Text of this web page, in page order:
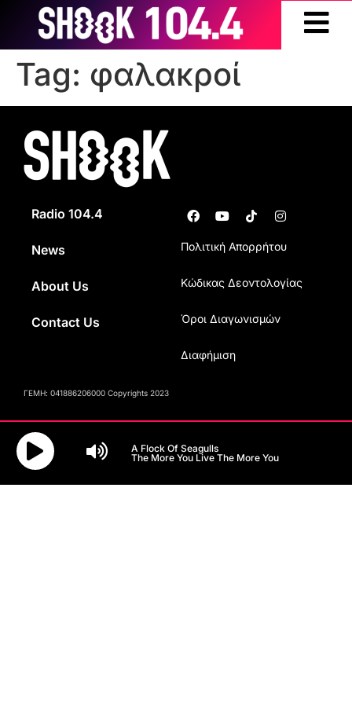
Tag: φαλακροί
Radio 104.4
News
About Us
Contact Us
Πολιτική Απορρήτου
Κώδικας Δεοντολογίας
Όροι Διαγωνισμών
Διαφήμιση
ΓΕΜΗ: 041886206000 Copyrights 2023
A Flock Of Seagulls
The More You Live The More You